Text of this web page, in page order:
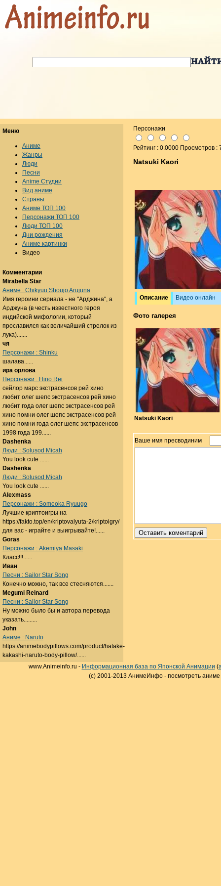
Персонажи
Рейтинг : 0.0000 Просмотров :
Natsuki Kaori
Описание Видео онлайн
Фото галерея
Natsuki Kaori
Ваше имя пресводиним
Меню
Аниме
Жанры
Люди
Песни
Anime Студии
Вид аниме
Страны
Аниме ТОП 100
Персонажи ТОП 100
Люди ТОП 100
Дни рождения
Аниме картинки
Видео
Комментарии
Mirabella Star
Аниме : Chikyuu Shoujo Arujuna
Имя героини сериала - не "Арджина", а
Арджуна (в честь известного героя
индийской мифологии, который
прославился как величайший стрелок из
лука).......
чя
Персонажи : Shinku
шалава......
ира орлова
Персонажи : Hino Rei
сейлор марс экстрасенсов рей хино
любит олег шепс экстрасенсов рей хино
любит года олег шепс экстрасенсов рей
хино помни олег шепс экстрасенсов рей
хино помни года олег шепс экстрасенсов
1998 года 199......
Dashenka
Люди : Solusod Micah
You look cute ......
Dashenka
Люди : Solusod Micah
You look cute ......
Alexmass
Персонажи : Someoka Ryuugo
Лучшие криптоигры на
https://fakto.top/en/kriptovalyuta-2/kriptoigry/
для вас - играйте и выигрывайте!......
Goras
Персонажи : Akemiya Masaki
Класс!!!......
Иван
Песни : Sailor Star Song
Конечно можно, так все стесняются.......
Megumi Reinard
Песни : Sailor Star Song
Ну можно было бы и автора перевода
указать.........
John
Аниме : Naruto
https://animebodypillows.com/product/hatake-
kakashi-naruto-body-pillow/......
www.Animeinfo.ru - Информационная база по Японской Анимации (
(c) 2001-2013 АнимеИнфо - посмотреть аниме